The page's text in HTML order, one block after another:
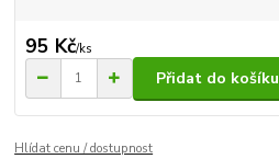
95 Kč/ks
Přidat do košíku
Hlídat cenu / dostupnost